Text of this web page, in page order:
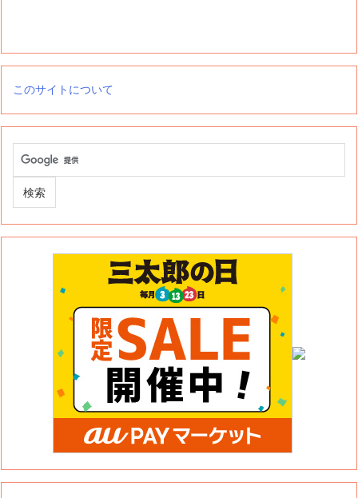
このサイトについて